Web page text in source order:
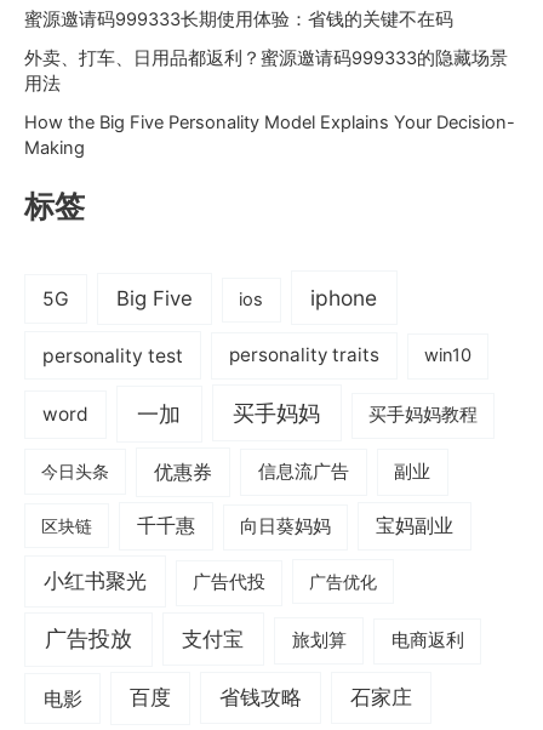
蜜源邀请码999333长期使用体验：省钱的关键不在码
外卖、打车、日用品都返利？蜜源邀请码999333的隐藏场景
用法
How the Big Five Personality Model Explains Your Decision-
Making
标签
5G Big Five ios iphone
personality test personality traits win10
word 一加 买手妈妈 买手妈妈教程
今日头条 优惠券 信息流广告 副业
区块链 千千惠 向日葵妈妈 宝妈副业
小红书聚光 广告代投 广告优化
广告投放 支付宝 旅划算 电商返利
电影 百度 省钱攻略 石家庄